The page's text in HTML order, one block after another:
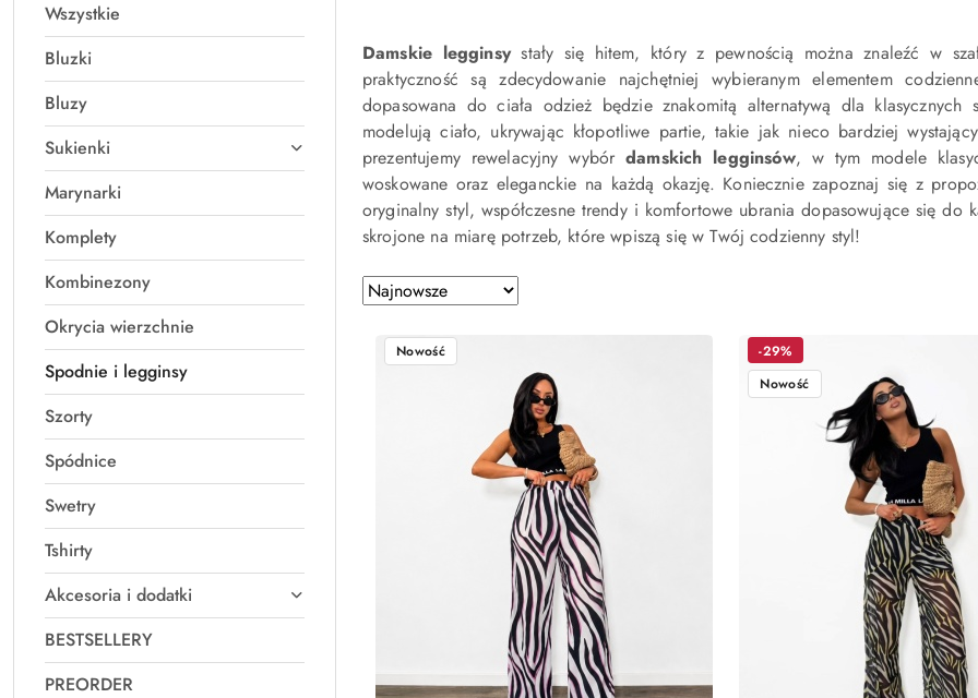
Wszystkie
Bluzki
Bluzy
Sukienki
Marynarki
Komplety
Kombinezony
Okrycia wierzchnie
Spodnie i legginsy
Szorty
Spódnice
Swetry
Tshirty
Akcesoria i dodatki
BESTSELLERY
PREORDER
Damskie legginsystały się hitem, który z pewnością można znaleźć w
praktyczność są zdecydowanie najchętniej wybieranym elementem
dopasowana do ciała odzież będzie znakomitą alternatywą dla klasycznych
modelują ciało, ukrywając kłopotliwe partie, takie jak nieco bardziej
prezentujemy rewelacyjny wybórdamskich legginsów, w tym modele
woskowane oraz eleganckie na każdą okazję. Koniecznie zapoznaj się z
oryginalny styl, współczesne trendy i komfortowe ubrania dopasowujące się
skrojone na miarę potrzeb, które wpiszą się w Twój codzienny styl!
Zastosowano
sortowanie:
Najnowsze.
Sortuj
według
Nowość
-29%
Nowość